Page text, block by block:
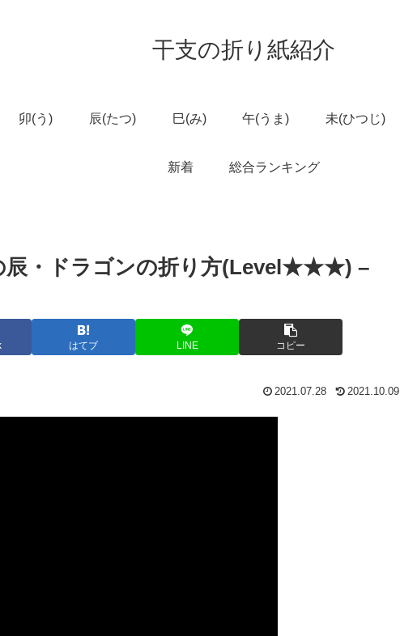
干支の折り紙紹介
卯(う) 辰(たつ) 巳(み) 午(うま) 未(ひつじ)
新着 総合ランキング
辰・ドラゴンの折り方(Level★★★) –
はてブ LINE コピー
2021.07.28 2021.10.09